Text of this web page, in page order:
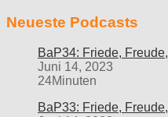
Neueste Podcasts
BaP34: Friede,
Juni 14, 2023
24Minuten
BaP33: Friede,